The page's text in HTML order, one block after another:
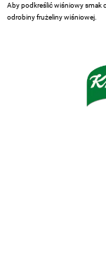
Aby podkreślić wiśniowy smak
odrobiny frużeliny wiśniowej.